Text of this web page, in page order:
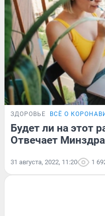
ЗДОРОВЬЕ ВСЁ О
Будет ли на этот
Отвечает
31 августа, 2022, 11:20 1